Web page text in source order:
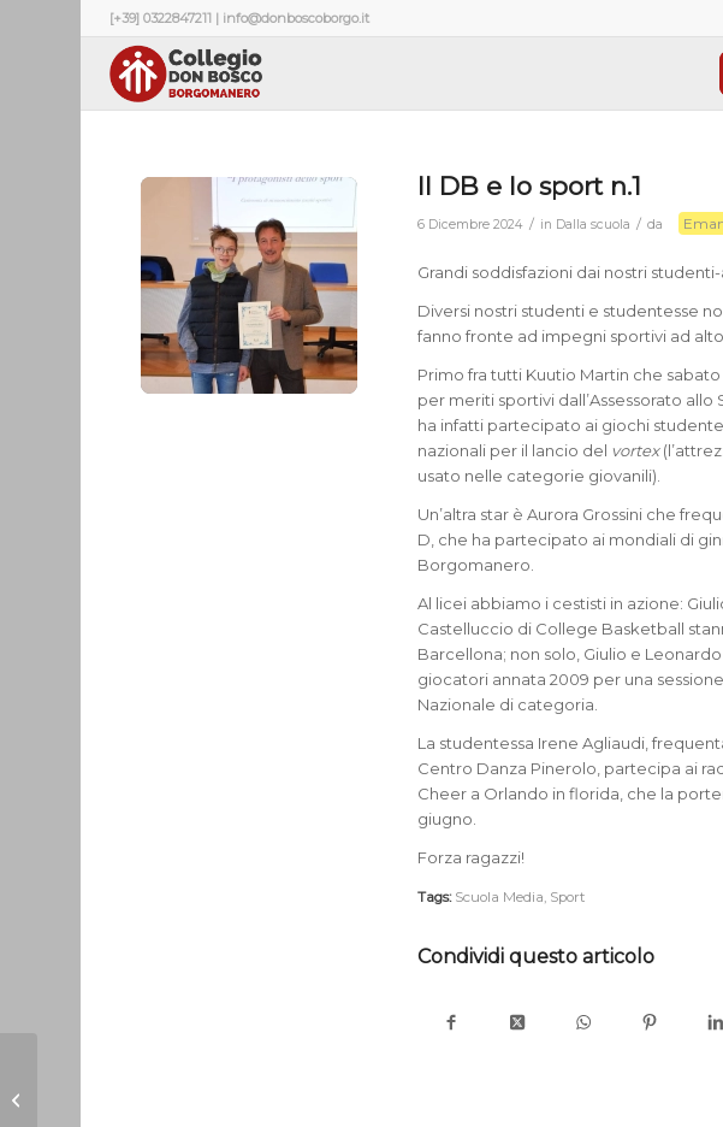
[+39] 0322847211 | info@donboscoborgo.it
Il DB e lo sport n.1
6 Dicembre 2024 / in Dalla scuola / da
Grandi soddisfazioni dai nostri studenti-
Diversi nostri studenti e studentesse
fanno fronte ad impegni sportivi ad alto
Primo fra tutti Kuutio Martin che
per meriti sportivi dall’Assessorato
ha infatti partecipato ai giochi
nazionali per il lancio del vortex
usato nelle categorie giovanili).
Un’altra star è Aurora Grossini che
D, che ha partecipato ai mondiali di
Borgomanero.
Al licei abbiamo i cestisti in azione:
Castelluccio di College Basketball
Barcellona; non solo, Giulio e
giocatori annata 2009 per una
Nazionale di categoria.
La studentessa Irene Agliaudi,
Centro Danza Pinerolo, partecipa ai
Cheer a Orlando in florida, che la
giugno.
Forza ragazzi!
Tags: Scuola Media, Sport
Condividi questo articolo